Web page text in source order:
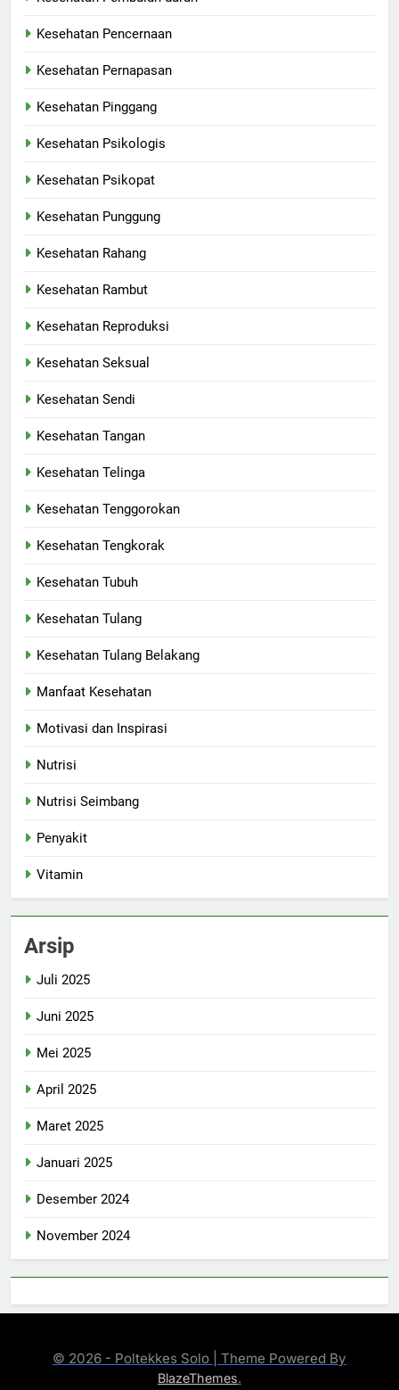
Kesehatan Pencernaan
Kesehatan Pernapasan
Kesehatan Pinggang
Kesehatan Psikologis
Kesehatan Psikopat
Kesehatan Punggung
Kesehatan Rahang
Kesehatan Rambut
Kesehatan Reproduksi
Kesehatan Seksual
Kesehatan Sendi
Kesehatan Tangan
Kesehatan Telinga
Kesehatan Tenggorokan
Kesehatan Tengkorak
Kesehatan Tubuh
Kesehatan Tulang
Kesehatan Tulang Belakang
Manfaat Kesehatan
Motivasi dan Inspirasi
Nutrisi
Nutrisi Seimbang
Penyakit
Vitamin
Arsip
Juli 2025
Juni 2025
Mei 2025
April 2025
Maret 2025
Januari 2025
Desember 2024
November 2024
© 2026 - Poltekkes Solo | Theme Powered By
BlazeThemes.